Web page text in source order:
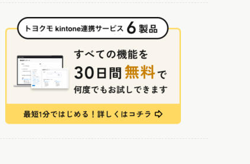
アップ
まとめ